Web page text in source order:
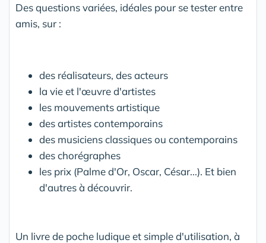
Des questions variées, idéales pour se tester entre
amis, sur :
des réalisateurs, des acteurs
la vie et l'œuvre d'artistes
les mouvements artistique
des artistes contemporains
des musiciens classiques ou contemporains
des chorégraphes
les prix (Palme d'Or, Oscar, César...). Et bien
d'autres à découvrir.
Un livre de poche ludique et simple d'utilisation, à